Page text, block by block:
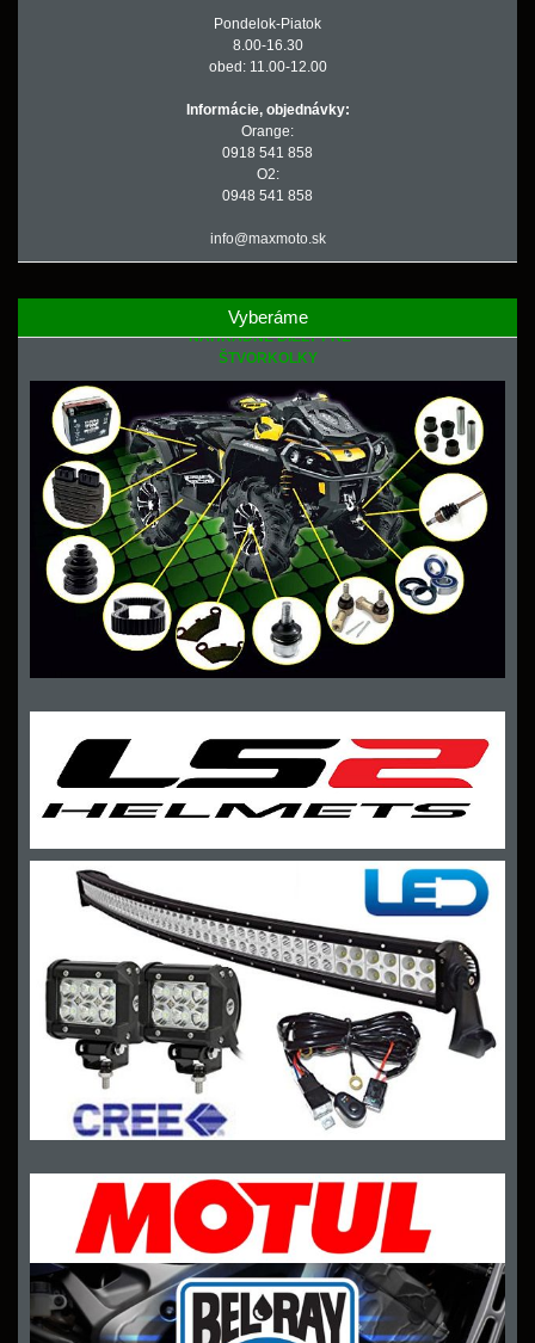
Pondelok-Piatok
8.00-16.30
obed: 11.00-12.00
Informácie, objednávky:
Orange:
0918 541 858
O2:
0948 541 858
info@maxmoto.sk
Vyberáme
NÁHRADNÉ DIELY PRE
ŠTVORKOLKY